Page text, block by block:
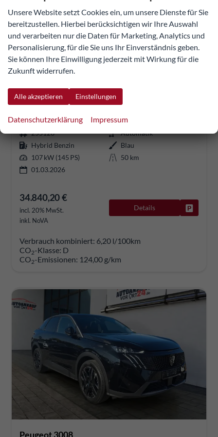
Peugeot 3008
255126
Automatik
Hybrid Benzin
Blau
107 kW (145 PS)
50 km
01.03.2026
34.840,20 €
incl. 20% MwSt.
inkl. NoVA
Details
Verbrauch kombiniert: 6,20 l/100km
CO2-Klasse: D
CO2-Emissionen: 124,00 g/km
Peugeot 3008
Unsere Website setzt Cookies ein, um unsere Dienste für Sie
bereitzustellen. Hierbei berücksichtigen wir Ihre Auswahl
und verarbeiten nur die Daten für Marketing, Analytics und
Personalisierung, für die Sie uns Ihr Einverständnis geben.
Sie können Ihre Einwilligung jederzeit mit Wirkung für die
Zukunft widerrufen.
Alle akzeptieren Einstellungen
Datenschutzerklärung Impressum